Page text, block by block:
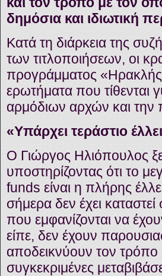
δημόσια και ιδιωτική
Κατά τη διάρκεια της
των τιτλοποιήσεων, οι
προγράμματος
ερωτήματα που τίθενται
αρμόδιων αρχών και την
«Υπάρχει τεράστιο
Ο Γιώργος Ηλιόπουλος
υποστηρίζοντας ότι το
funds είναι η πλήρης
σήμερα δεν έχει καταστεί
που εμφανίζονται να
είπε, δεν έχουν
αποδεικνύουν τον
συγκεκριμένες